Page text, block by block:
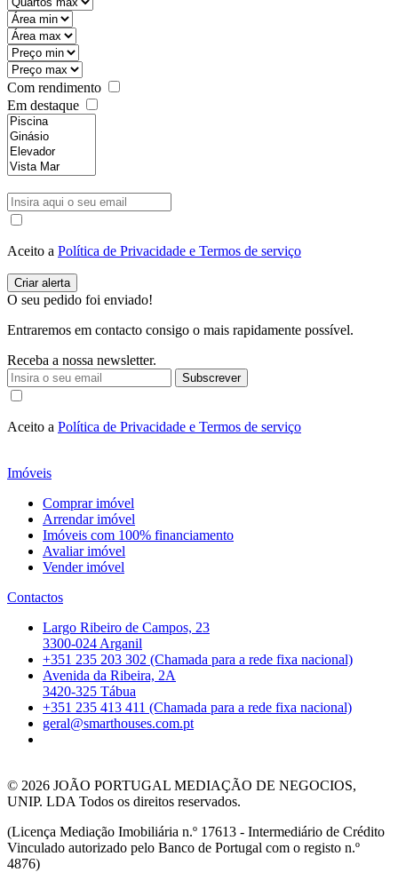
Com rendimento
Em destaque
Aceito a Política de Privacidade e Termos de serviço
O seu pedido foi enviado!
Entraremos em contacto consigo o mais rapidamente possível.
Receba a nossa newsletter.
Subscrever
Aceito a Política de Privacidade e Termos de serviço
Imóveis
Comprar imóvel
Arrendar imóvel
Imóveis com 100% financiamento
Avaliar imóvel
Vender imóvel
Contactos
Largo Ribeiro de Campos, 23
3300-024 Arganil
+351 235 203 302 (Chamada para a rede fixa nacional)
Avenida da Ribeira, 2A
3420-325 Tábua
+351 235 413 411 (Chamada para a rede fixa nacional)
geral@smarthouses.com.pt
© 2026 JOÃO PORTUGAL MEDIAÇÃO DE NEGOCIOS,
UNIP. LDA Todos os direitos reservados.
(Licença Mediação Imobiliária n.º 17613 - Intermediário de Crédito
Vinculado autorizado pelo Banco de Portugal com o registo n.º
4876)